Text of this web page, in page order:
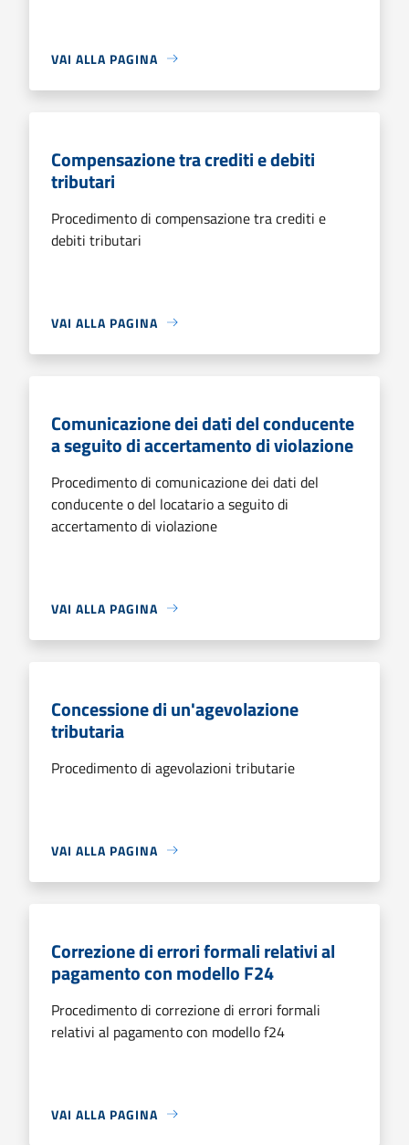
VAI ALLA PAGINA
Compensazione tra crediti e debiti
tributari
Procedimento di compensazione tra crediti e
debiti tributari
VAI ALLA PAGINA
Comunicazione dei dati del conducente
a seguito di accertamento di violazione
Procedimento di comunicazione dei dati del
conducente o del locatario a seguito di
accertamento di violazione
VAI ALLA PAGINA
Concessione di un'agevolazione
tributaria
Procedimento di agevolazioni tributarie
VAI ALLA PAGINA
Correzione di errori formali relativi al
pagamento con modello F24
Procedimento di correzione di errori formali
relativi al pagamento con modello f24
VAI ALLA PAGINA